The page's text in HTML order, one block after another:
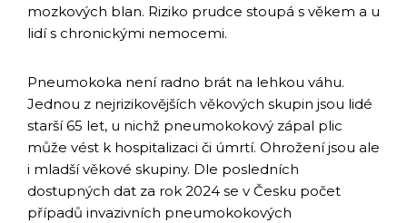
mozkových blan. Riziko prudce stoupá s věkem a u
lidí s chronickými nemocemi.
Pneumokoka není radno brát na lehkou váhu.
Jednou z nejrizikovějších věkových skupin jsou lidé
starší 65 let, u nichž pneumokokový zápal plic
může vést k hospitalizaci či úmrtí. Ohrožení jsou ale
i mladší věkové skupiny. Dle posledních
dostupných dat za rok 2024 se v Česku počet
případů invazivních pneumokokových